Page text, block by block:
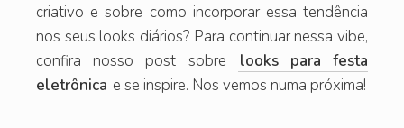
criativo e sobre como incorporar essa tendência
nos seus looks diários? Para continuar nessa vibe,
confira nosso post sobre
looks para festa
eletrônica e se inspire. Nos vemos numa próxima!